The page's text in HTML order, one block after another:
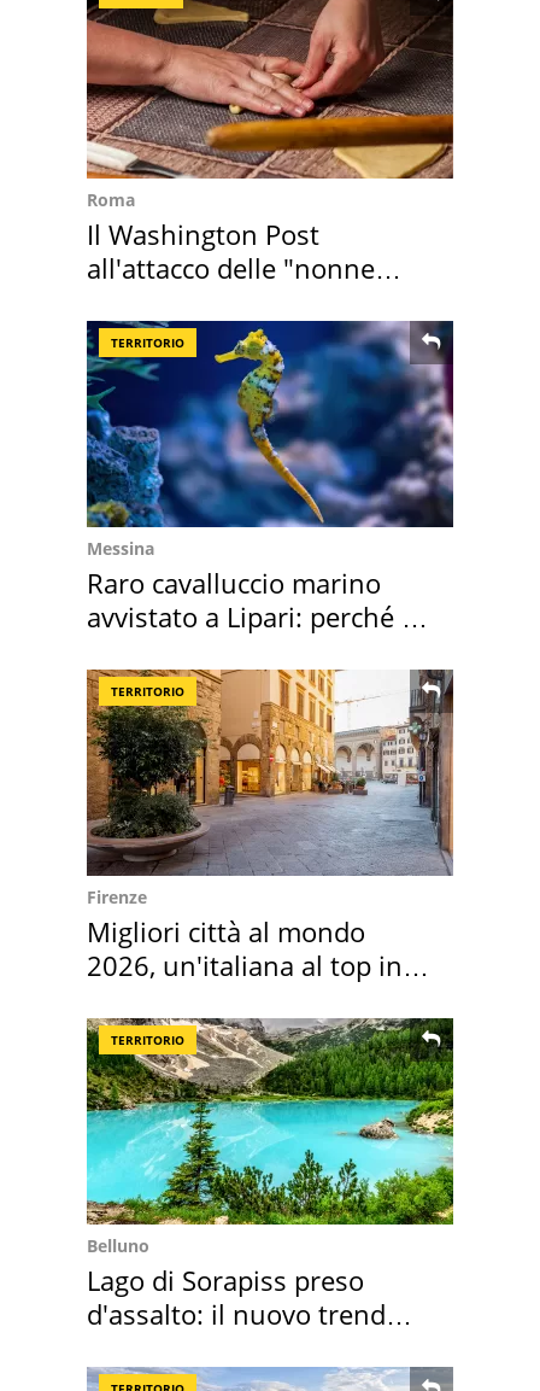
Roma
Il Washington Post
all'attacco delle "nonne
TERRITORIO
Messina
Raro cavalluccio marino
avvistato a Lipari: perché è
TERRITORIO
Firenze
Migliori città al mondo
2026, un'italiana al top in
TERRITORIO
Belluno
Lago di Sorapiss preso
d'assalto: il nuovo trend